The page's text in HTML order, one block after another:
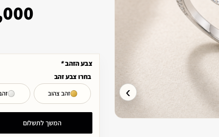
›
צבע הזהב*
בחרו צבע זהב
זהב צהוב
המשך לתשלום